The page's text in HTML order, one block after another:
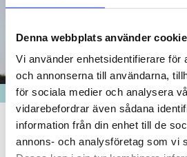
Denna webbplats använder
Vi använder enhetsidentifierare för
och annonserna till användarna,
för sociala medier och analysera
vidarebefordrar även sådana
information från din enhet till de
annons- och analysföretag som vi
ARBETSKRAFTSSERVICE
Ungas sysselsättningssedel
inom Raseborgs